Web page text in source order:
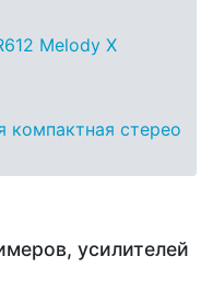
Melody X
компактная стерео
усилителей